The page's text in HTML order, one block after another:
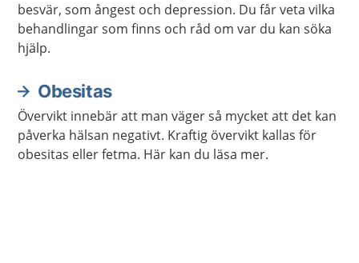
besvär, som ångest och depression. Du får veta vilka
behandlingar som finns och råd om var du kan söka
hjälp.
Obesitas
Övervikt innebär att man väger så mycket att det kan
påverka hälsan negativt. Kraftig övervikt kallas för
obesitas eller fetma. Här kan du läsa mer.